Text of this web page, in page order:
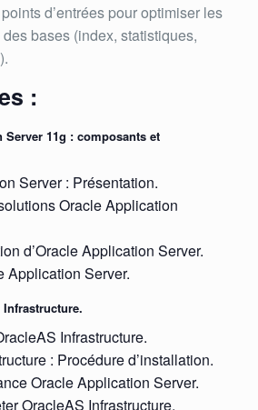
d’entrées pour optimiser les
bases (index, statistiques,
:
11g : composants et
Server : Présentation.
Oracle Application
d’Oracle Application Server.
Application Server.
Infrastructure.
: Procédure d’installation.
Oracle Application Server.
OracleAS Infrastructure.